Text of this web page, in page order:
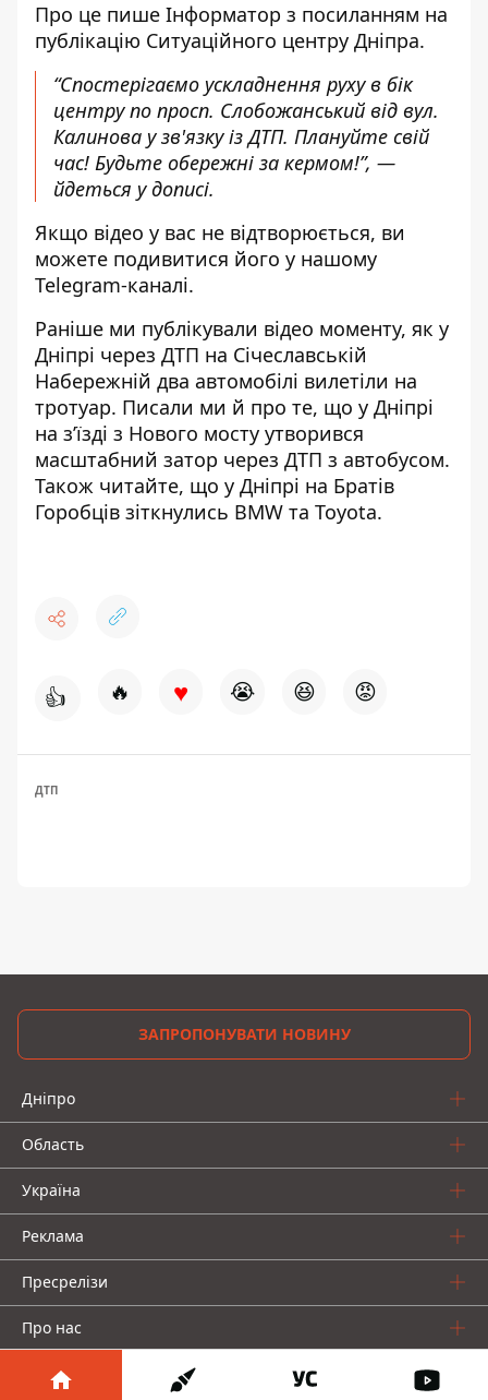
Про це пише Інформатор з посиланням на
публікацію Ситуаційного центру Дніпра.
“Спостерігаємо ускладнення руху в бік
центру по просп. Слобожанський від вул.
Калинова у зв'язку із ДТП. Плануйте свій
час! Будьте обережні за кермом!”, —
йдеться у дописі.
Якщо відео у вас не відтворюється, ви
можете подивитися його у нашому
Telegram-каналі.
Раніше ми публікували відео моменту, як у
Дніпрі через ДТП на Січеславській
Набережній два автомобілі вилетіли на
тротуар. Писали ми й про те, що у Дніпрі
на з’їзді з Нового мосту утворився
масштабний затор через ДТП з автобусом.
Також читайте, що у Дніпрі на Братів
Горобців зіткнулись BMW та Toyota.
👍 🔥 ♥ 😭 😆 😡
ДТП
ЗАПРОПОНУВАТИ НОВИНУ
Дніпро
Область
Україна
Реклама
Пресрелізи
Про нас